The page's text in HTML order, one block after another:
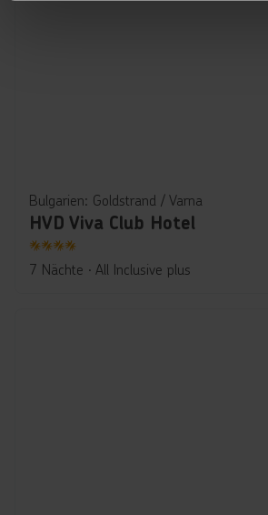
Bulgarien: Goldstrand / Varna
HVD Viva Club Hotel
4
7 Nächte ∙ All Inclusive plus